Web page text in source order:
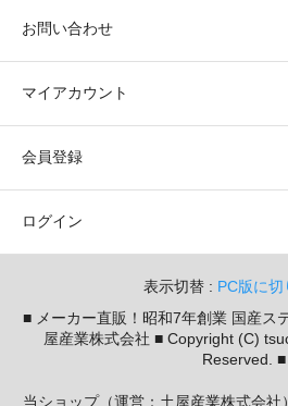
お問い合わせ
マイアカウント
会員登録
ログイン
表示切替 : PC版に切
■ メーカー直販！昭和7年創業 国産ス
屋産業株式会社 ■ Copyright (C)
Reserved. ■
当ショップ（運営：土屋産業株式会